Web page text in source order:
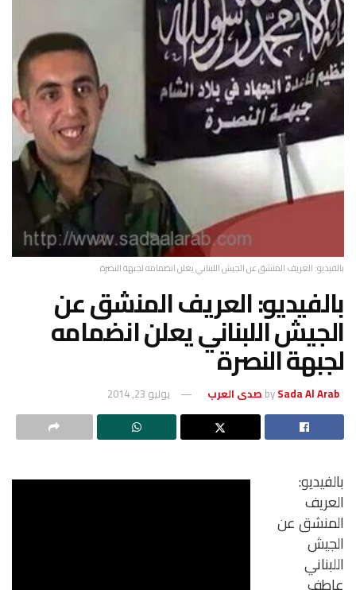
الجيش اللبناني يعلن انضمامه لجبهة النصرة
العريف المنشق عن
يعلن انضمامه
يوليو 23, 2014